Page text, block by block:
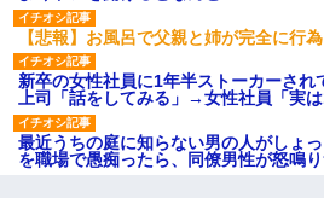
【悲報】お風呂で父親と姉が完全に行
新卒の女性社員に1年半ストーカーされ
上司「話をしてみる」→女性社員「実
最近うちの庭に知らない男の人がしょ
を職場で愚痴ったら、同僚男性が怒鳴り